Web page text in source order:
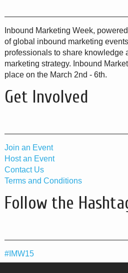
Inbound Marketing Week,
of global inbound marketing
professionals to share knowledge
marketing strategy. Inbound
place on the March 2nd - 6th.
Get Involved
Join an Event
Host an Event
Contact Us
Terms and Conditions
Follow the
#IMW15